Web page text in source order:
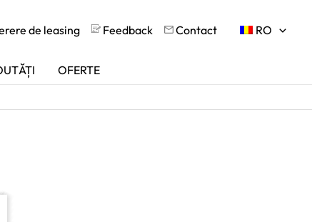
de leasing Feedback Contact RO
OFERTE